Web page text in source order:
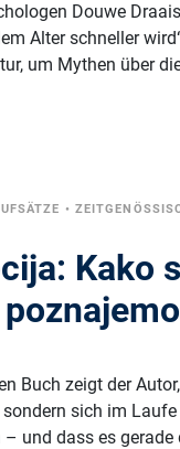
Douwe
Alter schneller
um Mythen über
•
Kako
Buch zeigt der
sich im
und dass es gerade